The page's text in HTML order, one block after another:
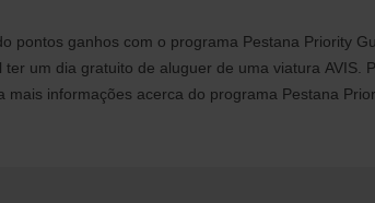
ganhos com o programa Pestana Priority
um dia gratuito de aluguer de uma viatura
informações acerca do programa Pestana